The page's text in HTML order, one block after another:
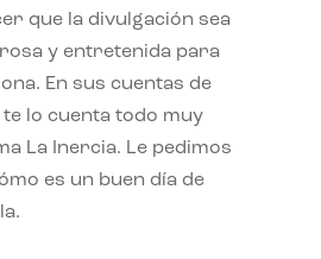
que la divulgación sea
y entretenida para
En sus cuentas de
lo cuenta todo muy
La Inercia. Le pedimos
es un buen día de